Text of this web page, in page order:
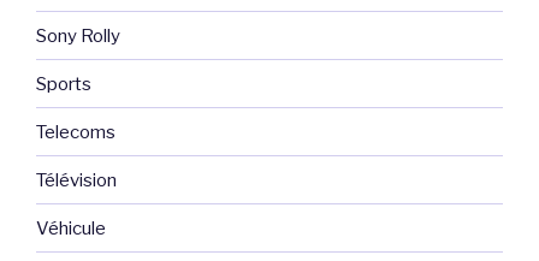
Sony Rolly
Sports
Telecoms
Télévision
Véhicule